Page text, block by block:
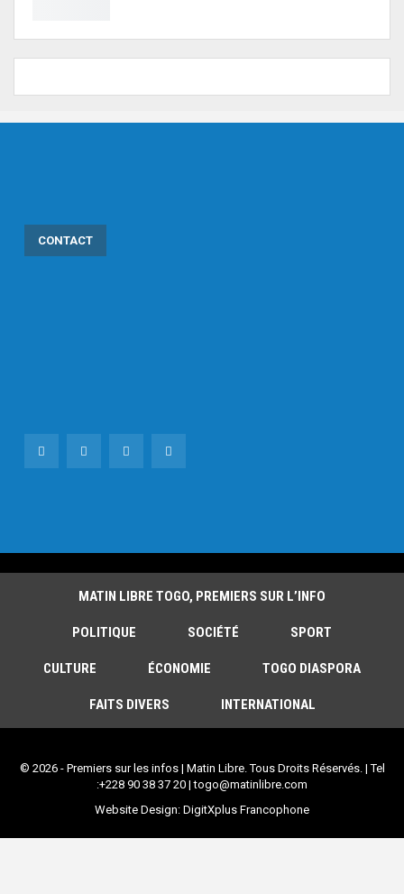
CONTACT
MATIN LIBRE TOGO, PREMIERS SUR L’INFO
POLITIQUE SOCIÉTÉ SPORT
CULTURE ÉCONOMIE TOGO DIASPORA
FAITS DIVERS INTERNATIONAL
© 2026 - Premiers sur les infos | Matin Libre. Tous Droits Réservés. | Tel
:+228 90 38 37 20 | togo@matinlibre.com
Website Design: DigitXplus Francophone